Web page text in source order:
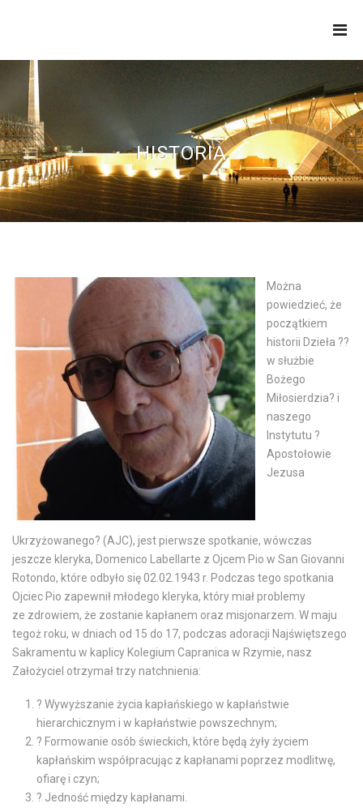
HISTORIA
Można
powiedzieć, że
początkiem
historii Dzieła ??
w służbie
Bożego
Miłosierdzia? i
naszego
Instytutu ?
Apostołowie
Jezusa
Ukrzyżowanego? (AJC), jest pierwsze spotkanie, wówczas
jeszcze kleryka, Domenico Labellarte z Ojcem Pio w San Giovanni
Rotondo, które odbyło się 02.02.1943 r. Podczas tego spotkania
Ojciec Pio zapewnił młodego kleryka, który miał problemy
ze zdrowiem, że zostanie kapłanem oraz misjonarzem. W maju
tegoż roku, w dniach od 15 do 17, podczas adoracji Najświętszego
Sakramentu w kaplicy Kolegium Capranica w Rzymie, nasz
Założyciel otrzymał trzy natchnienia:
? Wywyższanie życia kapłańskiego w kapłaństwie
hierarchicznym i w kapłaństwie powszechnym;
? Formowanie osób świeckich, które będą żyły życiem
kapłańskim współpracując z kapłanami poprzez modlitwę,
ofiarę i czyn;
? Jedność między kapłanami.